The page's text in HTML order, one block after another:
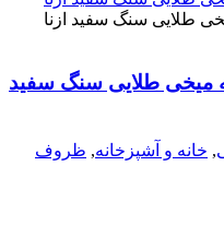
میخی طلایی سنگ سفید
, خانه و آشپزخانه, ظروف